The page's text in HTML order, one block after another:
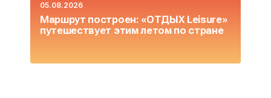
05.08.2026
Маршрут построен: «ОТДЫХ Leisure»
путешествует этим летом по стране